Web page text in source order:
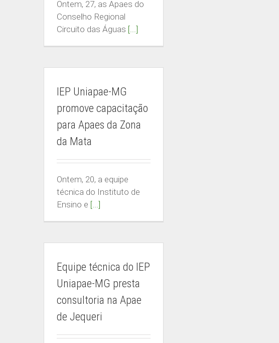
Ontem, 27, as Apaes do
Conselho Regional
Circuito das Águas [...]
IEP Uniapae-MG
promove capacitação
para Apaes da Zona
da Mata
Ontem, 20, a equipe
técnica do Instituto de
Ensino e [...]
Equipe técnica do IEP
Uniapae-MG presta
consultoria na Apae
de Jequeri
IEP-MG
Rua dos Timbiras, nº 2072
Belo Horizonte / Minas Gerais
federacao@apaemg.org.br